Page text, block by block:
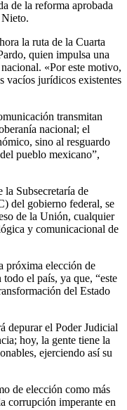
de la reforma aprobada
la ruta de la Cuarta
quien impulsa una
«Por este motivo,
vacíos jurídicos existentes
transmitan
nacional; el
sino al resguardo
pueblo mexicano”,
Subsecretaría de
del gobierno federal, se
de la Unión, cualquier
y comunicacional de
próxima elección de
el país, ya que, “este
del Estado
depurar el Poder Judicial
hoy, la gente tiene la
ejerciendo así su
de elección como más
corrupción imperante en